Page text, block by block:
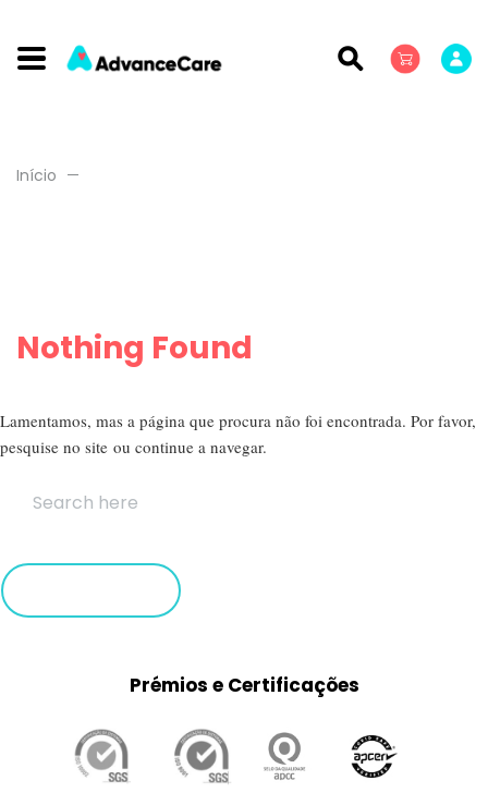
Início
Nothing Found
Lamentamos, mas a página que procura não foi encontrada. Por favor,
pesquise no site ou continue a navegar.
Prémios e Certificações